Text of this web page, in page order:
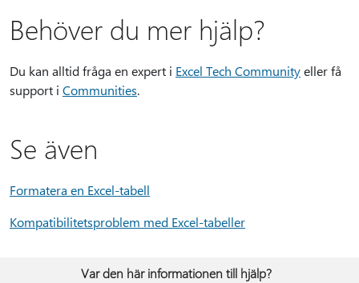
Behöver du mer hjälp?
Du kan alltid fråga en expert i Excel Tech Communityeller få
support i Communities.
Se även
Formatera en Excel-tabell
Kompatibilitetsproblem med Excel-tabeller
Var den här informationen till hjälp?